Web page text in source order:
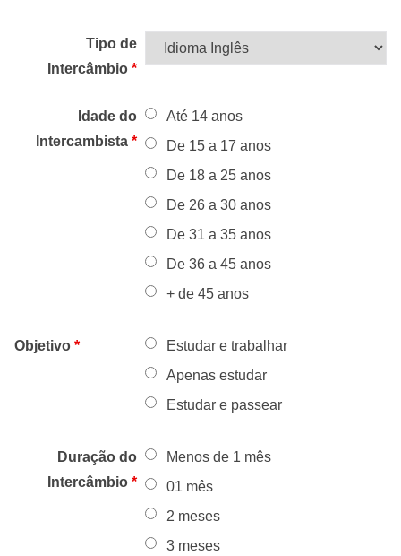
Tipo de
Intercâmbio*
Idade do
Intercambista*
Até 14 anos
De 15 a 17 anos
De 18 a 25 anos
De 26 a 30 anos
De 31 a 35 anos
De 36 a 45 anos
+ de 45 anos
Objetivo *
Estudar e trabalhar
Apenas estudar
Estudar e passear
Duração do
Intercâmbio*
Menos de 1 mês
01 mês
2 meses
3 meses